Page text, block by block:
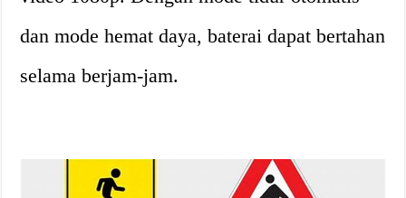
dan mode hemat daya, baterai dapat bertahan
selama berjam-jam.